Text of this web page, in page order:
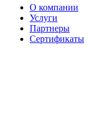
О компании
Услуги
Партнеры
Сертификаты